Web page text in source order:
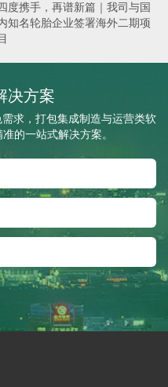
度携手，再谱新篇｜我司与国
知名轮胎企业签署海外二期项
决方案
求，打包集成制造与运营类软
的一站式解决方案。